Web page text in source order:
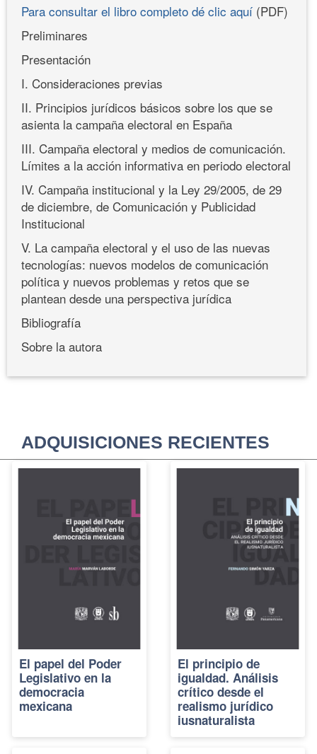
Para consultar el libro completo dé clic aquí (PDF)
Preliminares
Presentación
I. Consideraciones previas
II. Principios jurídicos básicos sobre los que se
asienta la campaña electoral en España
III. Campaña electoral y medios de comunicación.
Límites a la acción informativa en periodo electoral
IV. Campaña institucional y la Ley 29/2005, de 29
de diciembre, de Comunicación y Publicidad
Institucional
V. La campaña electoral y el uso de las nuevas
tecnologías: nuevos modelos de comunicación
política y nuevos problemas y retos que se
plantean desde una perspectiva jurídica
Bibliografía
Sobre la autora
ADQUISICIONES RECIENTES
El papel del Poder
Legislativo en la
democracia
mexicana
El principio de
igualdad. Análisis
crítico desde el
realismo jurídico
iusnaturalista